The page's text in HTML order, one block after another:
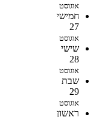
אוגוסט
חמישי
27
אוגוסט
שישי
28
אוגוסט
שבת
29
אוגוסט
ראשון